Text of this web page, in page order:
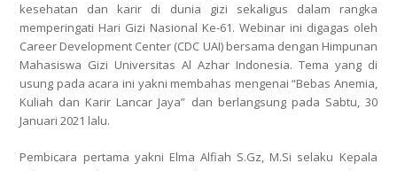
kesehatan dan karir di dunia gizi sekaligus dalam rangka
memperingati Hari Gizi Nasional Ke-61. Webinar ini digagas oleh
Career Development Center (CDC UAI) bersama dengan Himpunan
Mahasiswa Gizi Universitas Al Azhar Indonesia. Tema yang di
usung pada acara ini yakni membahas mengenai “Bebas Anemia,
Kuliah dan Karir Lancar Jaya” dan berlangsung pada Sabtu, 30
Januari 2021 lalu.
Pembicara pertama yakni Elma Alfiah S.Gz, M.Si selaku Kepala